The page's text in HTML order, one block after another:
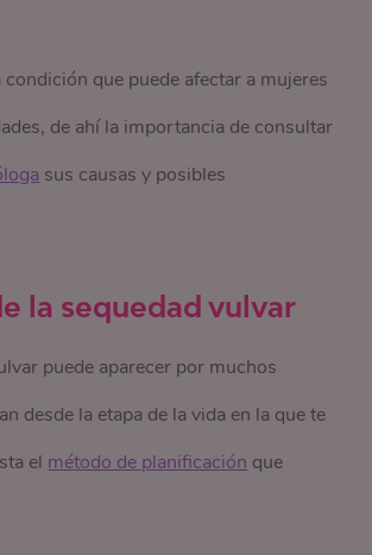
condición que puede afectar a mujeres
de ahí la importancia de consultar
sus causas y posibles
la sequedad vulvar
puede aparecer por muchos
desde la etapa de la vida en la que te
el método de planificación que